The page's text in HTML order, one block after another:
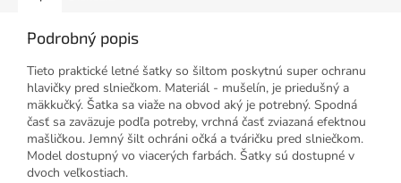
Podrobný popis
Tieto praktické letné šatky so šiltom poskytnú super ochranu
hlavičky pred slniečkom. Materiál - mušelín, je priedušný a
mäkkučký. Šatka sa viaže na obvod aký je potrebný. Spodná
časť sa zaväzuje podľa potreby, vrchná časť zviazaná efektnou
mašličkou. Jemný šilt ochráni očká a tváričku pred slniečkom.
Model dostupný vo viacerých farbách. Šatky sú dostupné v
dvoch veľkostiach.